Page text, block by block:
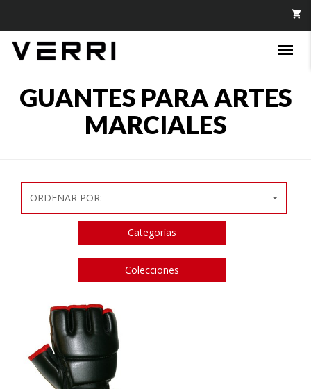
GUANTES PARA ARTES
MARCIALES
ORDENAR POR:
Categorías
Colecciones